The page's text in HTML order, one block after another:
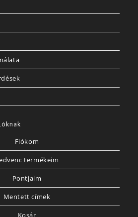
Fiókom
termékeim
Pontjaim
Mentett címek
Kosár